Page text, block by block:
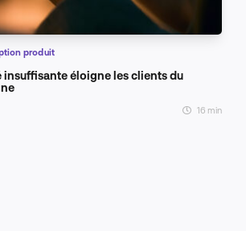
produit
insuffisante éloigne les clients du
16 min